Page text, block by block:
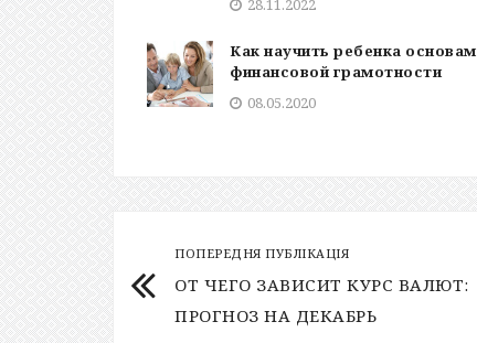
28.11.2022
Как научить ребенка основам
финансовой грамотности
08.05.2020
ПОПЕРЕДНЯ ПУБЛІКАЦІЯ
ОТ ЧЕГО ЗАВИСИТ КУРС ВАЛЮТ:
ПРОГНОЗ НА ДЕКАБРЬ